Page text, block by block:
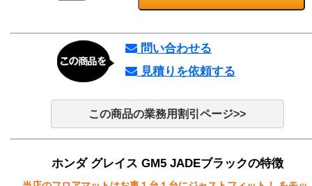
問い合わせる
見積りを依頼する
この商品の業務用割引ページ>>
ホンダ グレイス GM5 JADEブラックの特徴